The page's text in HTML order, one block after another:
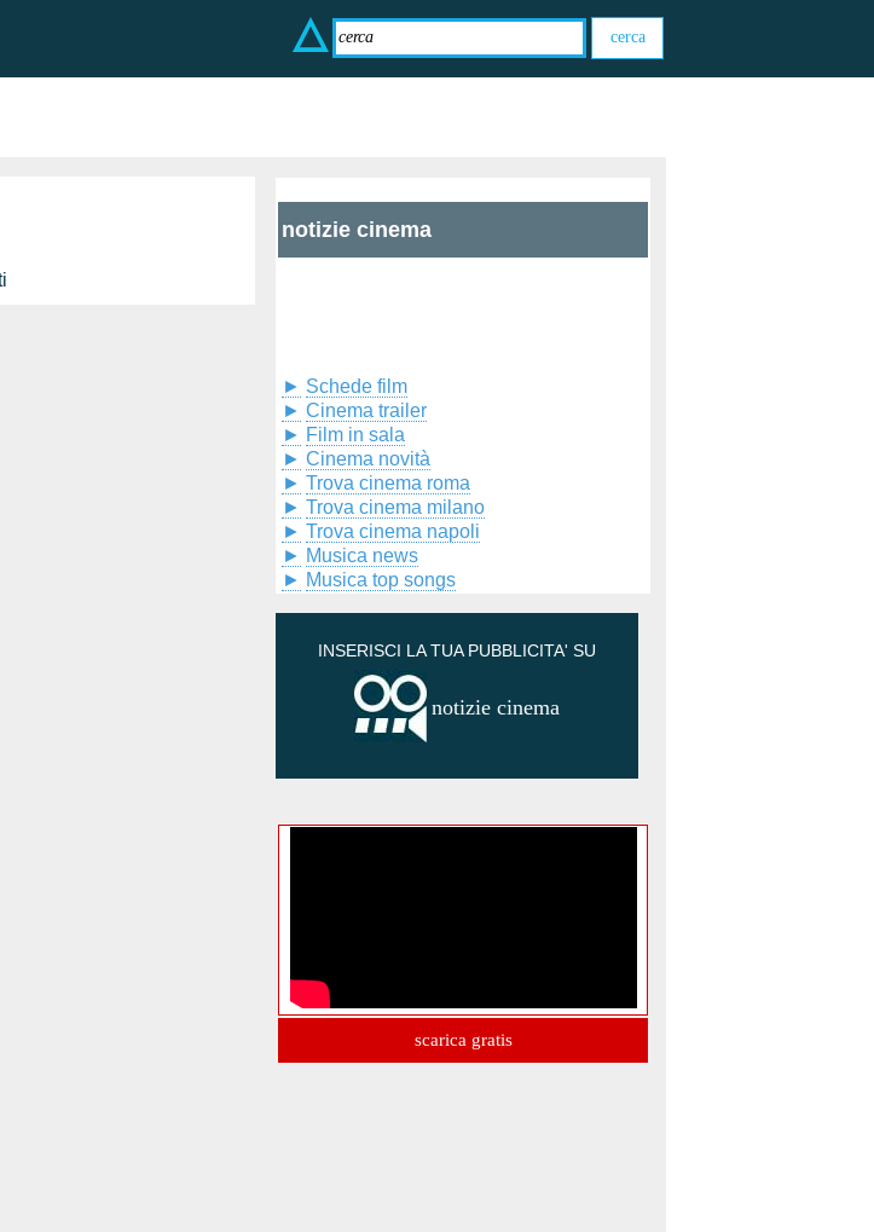
notizie cinema
► Schede film
► Cinema trailer
► Film in sala
► Cinema novità
► Trova cinema roma
► Trova cinema milano
► Trova cinema napoli
► Musica news
► Musica top songs
INSERISCI LA TUA PUBBLICITA' SU
notizie cinema
scarica gratis